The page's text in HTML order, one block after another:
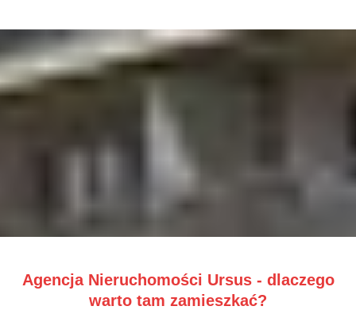
Agencja Nieruchomości Ursus - dlaczego
warto tam zamieszkać?